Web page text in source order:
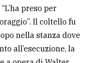
preso per
Il coltello fu
nella stanza dove
all’esecuzione, la